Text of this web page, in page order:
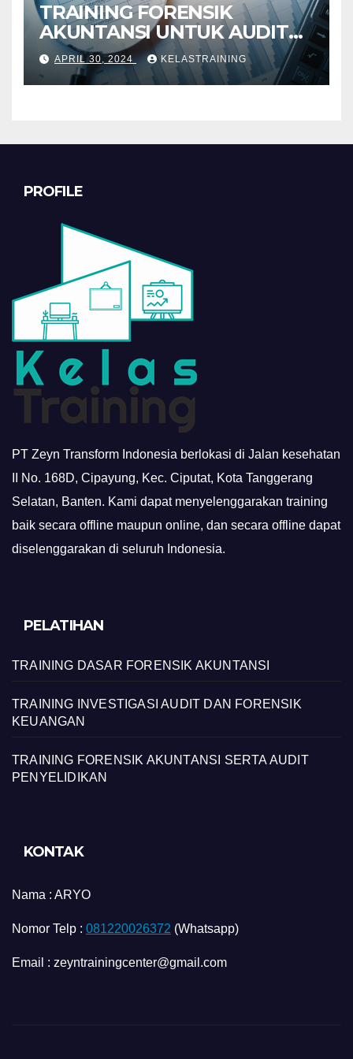
TRAINING FORENSIK
AKUNTANSI UNTUK AUDIT
INVESTIGATIF
APRIL 30, 2024 KELASTRAINING
PROFILE
PT Zeyn Transform Indonesia berlokasi di Jalan kesehatan
II No. 168D, Cipayung, Kec. Ciputat, Kota Tanggerang
Selatan, Banten. Kami dapat menyelenggarakan training
baik secara offline maupun online, dan secara offline dapat
diselenggarakan di seluruh Indonesia.
PELATIHAN
TRAINING DASAR FORENSIK AKUNTANSI
TRAINING INVESTIGASI AUDIT DAN FORENSIK
KEUANGAN
TRAINING FORENSIK AKUNTANSI SERTA AUDIT
PENYELIDIKAN
KONTAK
Nama : ARYO
Nomor Telp : 081220026372 (Whatsapp)
Email : zeyntrainingcenter@gmail.com